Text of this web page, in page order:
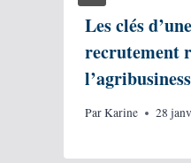
Les clés
recrutement
l’agribusiness
ParKarine 28